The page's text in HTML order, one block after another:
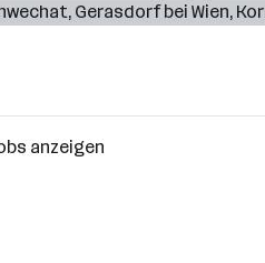
, Gerasdorf bei Wien,
anzeigen